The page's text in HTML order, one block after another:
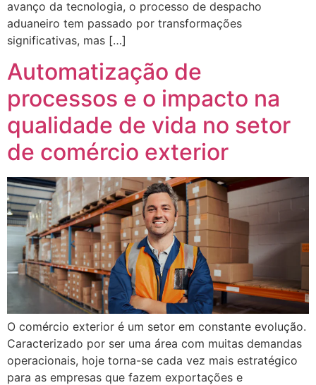
avanço da tecnologia, o processo de despacho
aduaneiro tem passado por transformações
significativas, mas […]
Automatização de
processos e o impacto na
qualidade de vida no setor
de comércio exterior
O comércio exterior é um setor em constante evolução.
Caracterizado por ser uma área com muitas demandas
operacionais, hoje torna-se cada vez mais estratégico
para as empresas que fazem exportações e